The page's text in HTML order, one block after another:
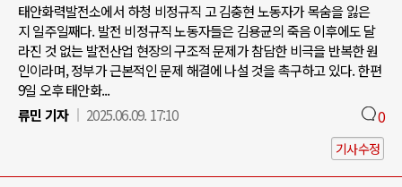
태안화력발전소에서 하청 비정규직 고 김충현 노동자가 목숨을 잃은
지 일주일째다. 발전 비정규직 노동자들은 김용균의 죽음 이후에도 달
라진 것 없는 발전산업 현장의 구조적 문제가 참담한 비극을 반복한 원
인이라며, 정부가 근본적인 문제 해결에 나설 것을 촉구하고 있다. 한편
9일 오후 태안화...
류민 기자
2025.06.09. 17:10 0
기사수정